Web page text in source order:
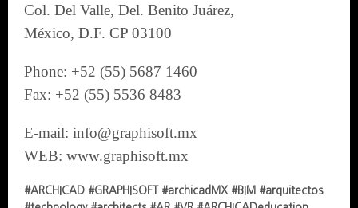
Col. Del Valle, Del. Benito Juárez,
México, D.F. CP 03100
Phone: +52 (55) 5687 1460
Fax: +52 (55) 5536 8483
E-mail: info@graphisoft.mx
WEB: www.graphisoft.mx
#ARCHICAD #GRAPHISOFT #archicadMX #BIM #arquitectos